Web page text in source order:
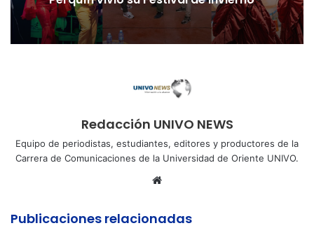
Perquín vivió su Festival de Invierno
Hace 3 días
Cinco planes diferentes para
aprovechar la semana agostina
Redacción UNIVO NEWS
Equipo de periodistas, estudiantes, editores y productores de la
Carrera de Comunicaciones de la Universidad de Oriente UNIVO.
Sitio
Publicaciones relacionadas